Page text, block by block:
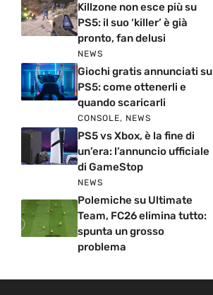
Killzone non esce più su
PS5: il suo ‘killer’ è già
pronto, fan delusi
NEWS
Giochi gratis annunciati su
PS5: come ottenerli e
quando scaricarli
CONSOLE, NEWS
PS5 vs Xbox, è la fine di
un’era: l’annuncio ufficiale
di GameStop
NEWS
Polemiche su Ultimate
Team, FC26 elimina tutto:
spunta un grosso
problema